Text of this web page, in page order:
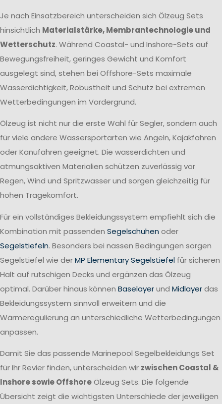
Je nach Einsatzbereich unterscheiden sich Ölzeug Sets
hinsichtlich Materialstärke, Membrantechnologie und
Wetterschutz. Während Coastal- und Inshore-Sets auf
Bewegungsfreiheit, geringes Gewicht und Komfort
ausgelegt sind, stehen bei Offshore-Sets maximale
Wasserdichtigkeit, Robustheit und Schutz bei extremen
Wetterbedingungen im Vordergrund.
Ölzeug ist nicht nur die erste Wahl für Segler, sondern auch
für viele andere Wassersportarten wie Angeln, Kajakfahren
oder Kanufahren geeignet. Die wasserdichten und
atmungsaktiven Materialien schützen zuverlässig vor
Regen, Wind und Spritzwasser und sorgen gleichzeitig für
hohen Tragekomfort.
Für ein vollständiges Bekleidungssystem empfiehlt sich die
Kombination mit passenden Segelschuhen oder
Segelstiefeln. Besonders bei nassen Bedingungen sorgen
Segelstiefel wie derMP Elementary Segelstiefel für sicheren
Halt auf rutschigen Decks und ergänzen das Ölzeug
optimal. Darüber hinaus können Baselayerund Midlayerdas
Bekleidungssystem sinnvoll erweitern und die
Wärmeregulierung an unterschiedliche Wetterbedingungen
anpassen.
Damit Sie das passende Marinepool Segelbekleidungs Set
für Ihr Revier finden, unterscheiden wir zwischen Coastal &
Inshore sowie OffshoreÖlzeug Sets. Die folgende
Übersicht zeigt die wichtigsten Unterschiede der jeweiligen